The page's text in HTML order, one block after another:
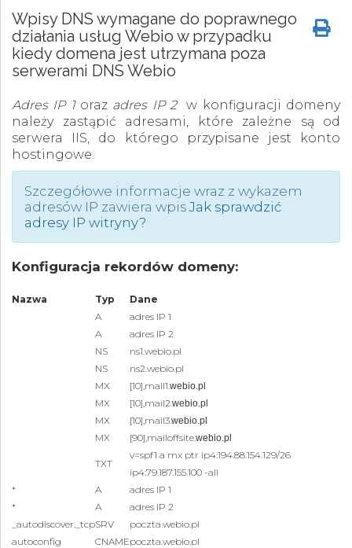
Wpisy DNS wymagane do poprawnego
działania usług Webio w przypadku
kiedy domena jest utrzymana poza
serwerami DNS Webio
Adres IP 1 oraz adres IP 2w konfiguracji domeny
należy zastąpić adresami, które zależne są od
serwera IIS, do którego przypisane jest konto
hostingowe.
Szczegółowe informacje wraz z wykazem
adresów IP zawiera wpisJak sprawdzić
adresy IP witryny?
Konfiguracja rekordów domeny:
Nazwa Typ
Dane
A
adres IP 1
A
adres IP 2
NS
ns1.webio.pl
NS
ns2.webio.pl
MX
[10],mail1.webio.pl
MX [10],mail2.webio.pl
MX [10],mail3.webio.pl
MX [90],mailoffsite.webio.pl
TXT
v=spf1 a mx ptr ip4:194.88.154.129/26
ip4:79.187.155.100 -all
*
A
adres IP 1
*
A
adres IP 2
_autodiscover._tcpSRV
poczta.webio.pl
autoconfig
CNAMEpoczta.webio.pl